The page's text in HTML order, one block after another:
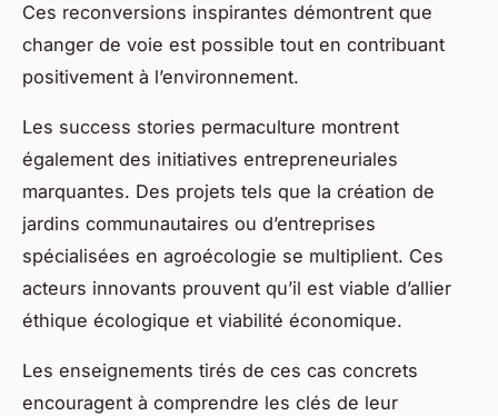
Ces reconversions inspirantes démontrent que
changer de voie est possible tout en contribuant
positivement à l’environnement.
Les success stories permaculture montrent
également des initiatives entrepreneuriales
marquantes. Des projets tels que la création de
jardins communautaires ou d’entreprises
spécialisées en agroécologie se multiplient. Ces
acteurs innovants prouvent qu’il est viable d’allier
éthique écologique et viabilité économique.
Les enseignements tirés de ces cas concrets
encouragent à comprendre les clés de leur